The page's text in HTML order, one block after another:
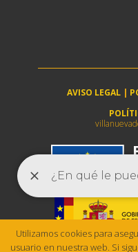
AVISO LEGAL |
Utilizamos cookies para
usuario en nuestra web. Si